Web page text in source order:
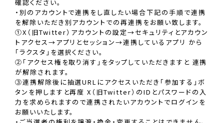
確認ください。
・別のアカウントで連携をし直したい場合下記の手順で連携
を解除いただき別アカウントでの再連携をお願い致します。
①X（旧Twitter）アカウントの設定→セキュリティとアカウン
トアクセス→アプリとセッション→連携しているアプリ から
「ラクスタ」を選択ください。
②「アクセス権を取り消す」をタップしていただきますと 連携
が解除されます。
③連携解除後に抽選URLにアクセスいただき「参加する」ボ
タンを押しますと再度 X（旧Twitter）のIDとパスワードの入
力を求められますので連携されたいアカウントでログインを
お願いいたします。